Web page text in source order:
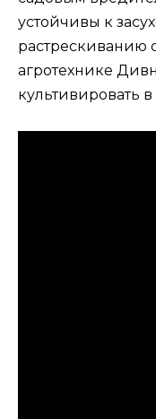
устойчивы к
растрескиванию
агротехнике
культивировать